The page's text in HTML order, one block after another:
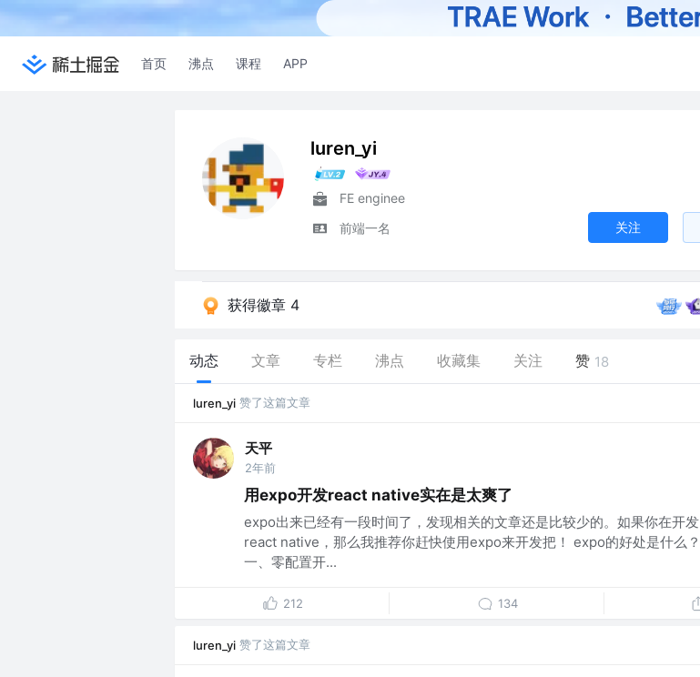
首页 沸点 课程 APP
luren_yi
FE enginee
前端一名
关注
获得徽章 4
动态 文章 专栏 沸点 收藏集 关注 赞 18
luren_yi 赞了这篇文章
天平
2年前
用expo开发react native实在是太爽了
expo出来已经有一段时间了，发现相关的文章还是比较少的。如果你在开发
react native，那么我推荐你赶快使用expo来开发把！ expo的好处是什么？
一、零配置开...
212 134
luren_yi 赞了这篇文章